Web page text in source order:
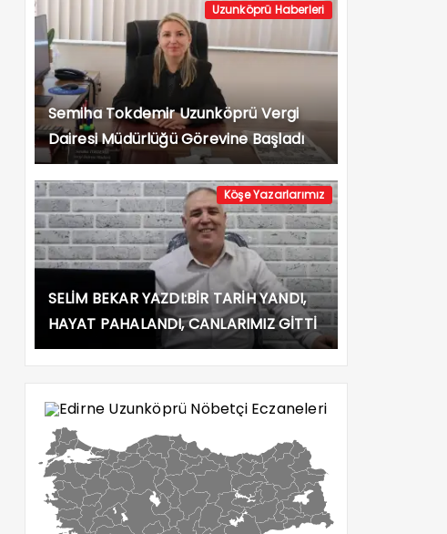
Uzunköprü Haberleri
Semiha Tokdemir Uzunköprü Vergi
Dairesi Müdürlüğü Görevine Başladı
Köşe Yazarlarımız
SELİM BEKAR YAZDI:BİR TARİH YANDI,
HAYAT PAHALANDI, CANLARIMIZ GİTTİ